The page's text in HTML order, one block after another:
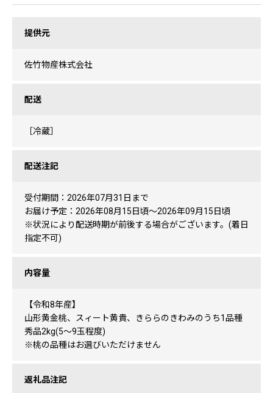
提供元
佐竹物産株式会社
配送
［冷蔵］
配送注記
受付期間：2026年07月31日まで
お届け予定：2026年08月15日頃～2026年09月15日頃
※状況により配送時期が前後する場合がございます。(着日
指定不可)
内容量
【令和8年産】
山形黄金桃、スィート黄貴、きららのきわみのうち1品種
秀品2kg(5～9玉程度)
※桃の品種はお選びいただけません
返礼品注記